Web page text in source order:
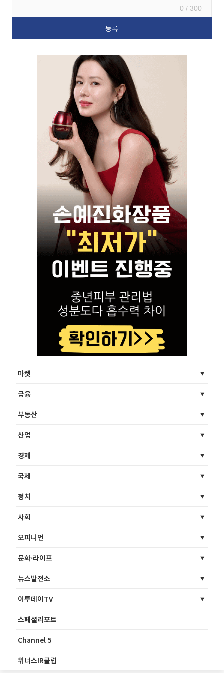
0 / 300
마켓
금융
부동산
산업
경제
국제
정치
사회
오피니언
문화·라이프
뉴스발전소
이투데이TV
스페셜리포트
Channel 5
위너스IR클럽